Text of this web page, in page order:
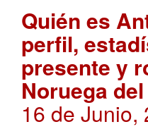
Quién es
perfil,
presente y
Noruega
16 de Junio,